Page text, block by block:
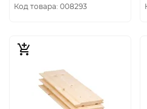
Код товара: 008293